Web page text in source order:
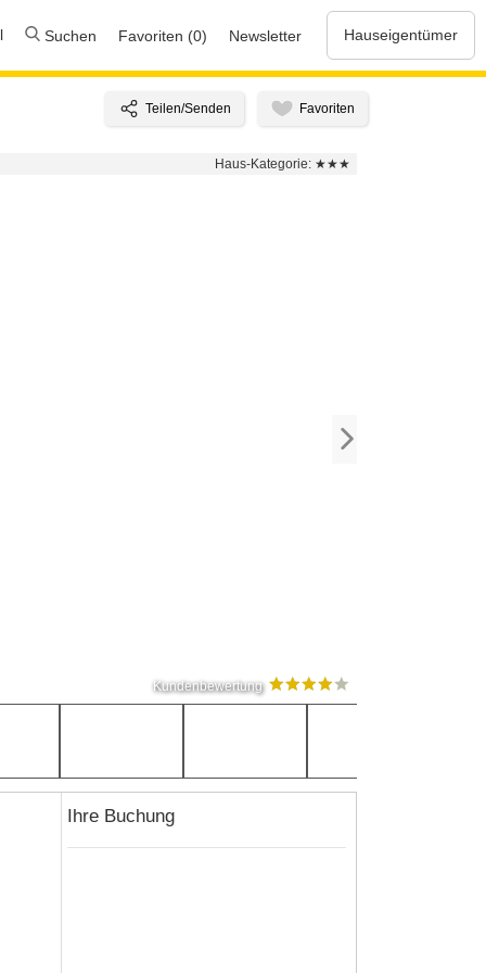
Suchen Favoriten (0) Newsletter Hauseigentümer
Haus-Kategorie: ★★★
Kundenbewertung
Ihre Buchung